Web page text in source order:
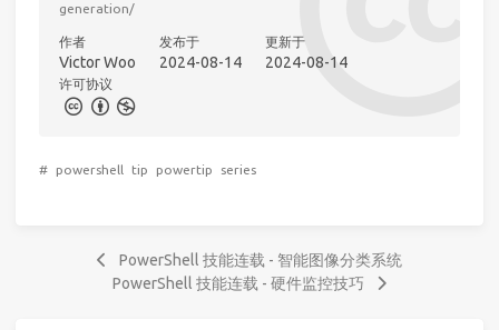
generation/
作者
Victor Woo
发布于
2024-08-14
更新于
2024-08-14
许可协议
# powershell tip powertip series
PowerShell 技能连载 - 智能图像分类系统
PowerShell 技能连载 - 硬件监控技巧